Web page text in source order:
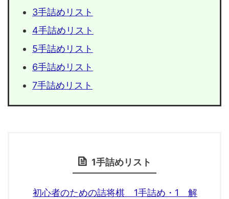
3手詰めリスト
4手詰めリスト
5手詰めリスト
6手詰めリスト
7手詰めリスト
1手詰めリスト
初心者のための詰将棋 1手詰め・1 解